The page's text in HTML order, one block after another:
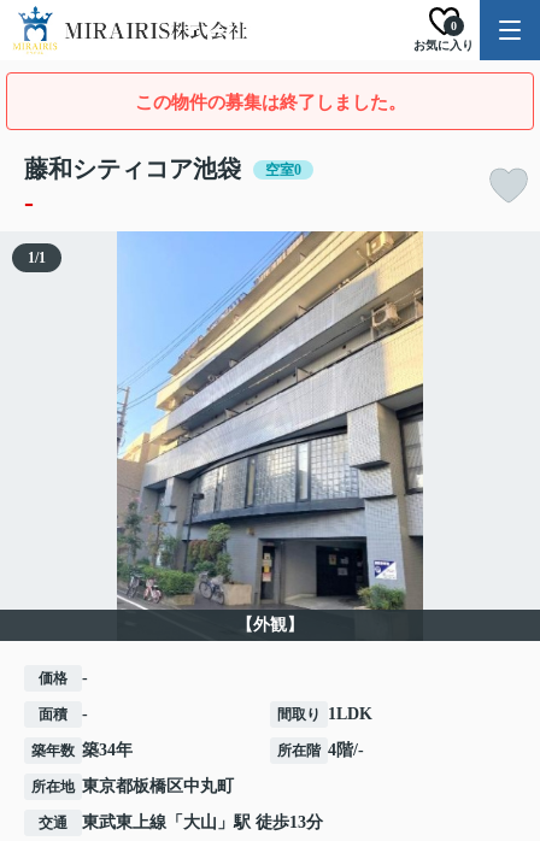
お気に入り
0
この物件の募集は終了しました。
藤和シティコア池袋 空室0
-
【外観】
1/1
価格 -
面積 - 間取り 1LDK
築年数 築34年 所在階 4階/-
所在地 東京都板橋区中丸町
交通 東武東上線 「 大山 」駅 徒歩13分